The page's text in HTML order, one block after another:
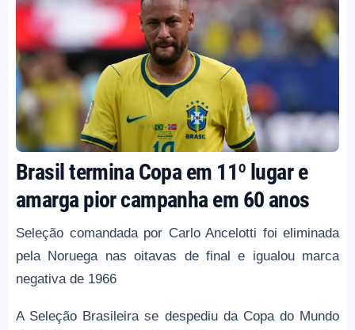
Brasil termina Copa em 11º lugar e
amarga pior campanha em 60 anos
Seleção comandada por Carlo Ancelotti foi eliminada
pela Noruega nas oitavas de final e igualou marca
negativa de 1966
A Seleção Brasileira se despediu da Copa do Mundo